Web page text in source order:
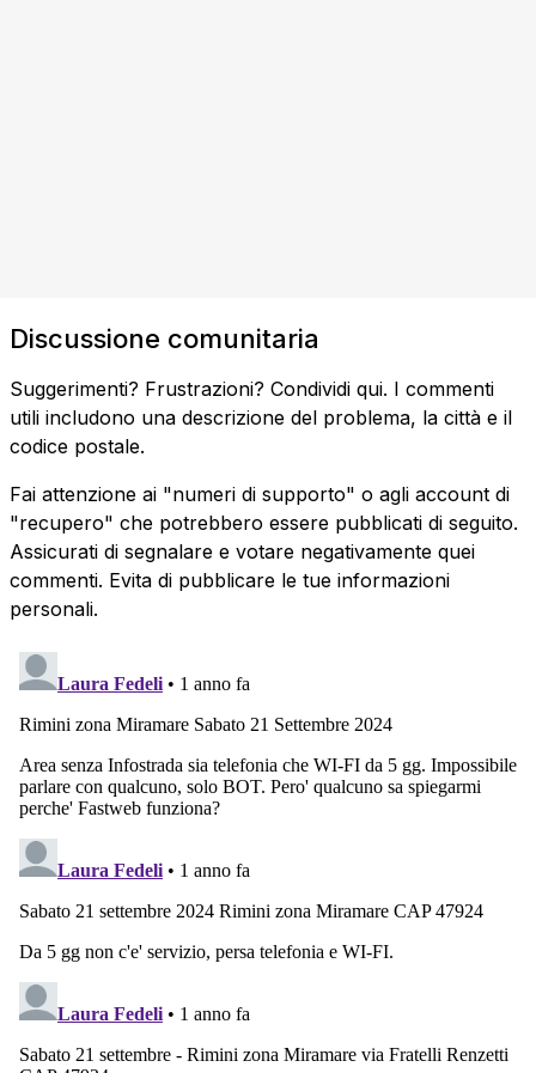
Discussione comunitaria
Suggerimenti? Frustrazioni? Condividi qui. I commenti
utili includono una descrizione del problema, la città e il
codice postale.
Fai attenzione ai "numeri di supporto" o agli account di
"recupero" che potrebbero essere pubblicati di seguito.
Assicurati di segnalare e votare negativamente quei
commenti. Evita di pubblicare le tue informazioni
personali.